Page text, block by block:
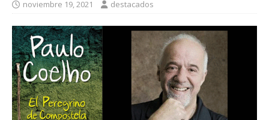
noviembre 19, 2021 destacados